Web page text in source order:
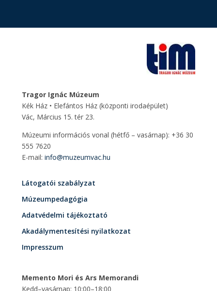
Tragor Ignác Múzeum
Kék Ház • Elefántos Ház (központi irodaépület)
Vác, Március 15. tér 23.
Múzeumi információs vonal (hétfő – vasárnap): +36 30
555 7620
E-mail: info@muzeumvac.hu
Látogatói szabályzat
Múzeumpedagógia
Adatvédelmi tájékoztató
Akadálymentesítési nyilatkozat
Impresszum
Memento Mori és Ars Memorandi
Kedd–vasárnap: 10:00–18:00